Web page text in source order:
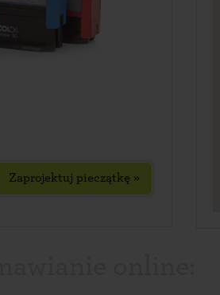
Zaprojektuj pieczątkę »